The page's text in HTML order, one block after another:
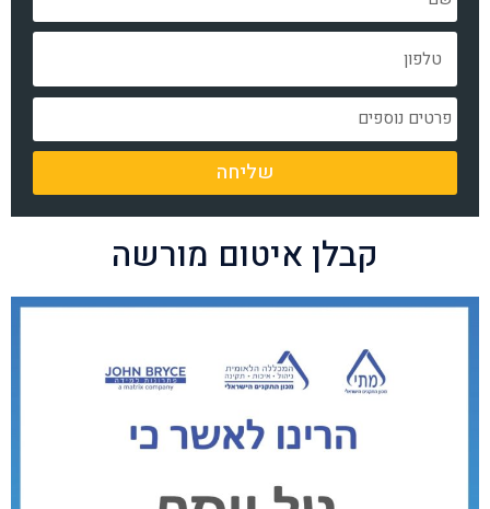
שליחה
קבלן איטום מורשה